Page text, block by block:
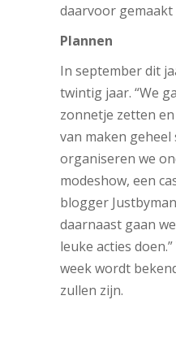
daarvoor gemaakt
Plannen
In september dit
twintig jaar. “We
zonnetje zetten
van maken geheel
organiseren we
modeshow, een
blogger
daarnaast gaan
leuke acties
week wordt
zullen zijn.